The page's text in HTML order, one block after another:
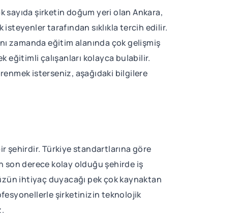
sayıda şirketin doğum yeri olan Ankara,
tarafından sıklıkla tercih edilir.
zamanda eğitim alanında çok gelişmiş
eğitimli çalışanları kolayca bulabilir.
isterseniz, aşağıdaki bilgilere
şehirdir. Türkiye standartlarına göre
son derece kolay olduğu şehirde iş
ihtiyaç duyacağı pek çok kaynaktan
şirketinizin teknolojik